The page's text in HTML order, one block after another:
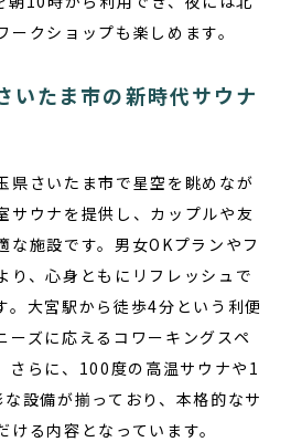
クショップも楽しめます。
いたま市の新時代サウナ
県さいたま市で星空を眺めなが
サウナを提供し、カップルや友
な施設です。男女OKプランやフ
り、心身ともにリフレッシュで
。大宮駅から徒歩4分という利便
ーズに応えるコワーキングスペ
さらに、100度の高温サウナや1
設備が揃っており、本格的なサ
る内容となっています。